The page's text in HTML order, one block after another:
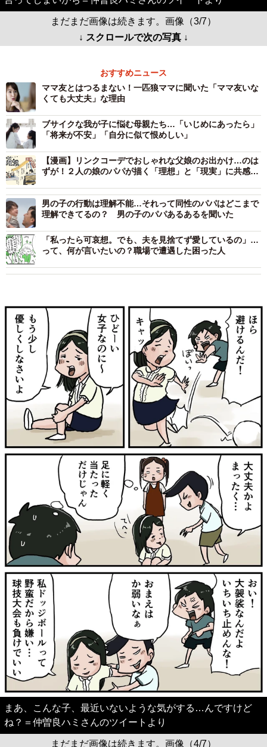
まだまだ画像は続きます。画像（3/7）
↓ スクロールで次の写真 ↓
おすすめニュース
ママ友とはつるまない！一匹狼ママに聞いた「ママ友いな
くても大丈夫」な理由
ブサイクな我が子に悩む母親たち…「いじめにあったら」
「将来が不安」「自分に似て恨めしい」
【漫画】リンクコーデでおしゃれな父娘のお出かけ…のは
ずが！２人の娘のパパが描く「理想」と「現実」に共感必
男の子の行動は理解不能…それって同性のパパはどこまで
理解できてるの？ 男の子のパパあるあるを聞いた
「私ったら可哀想。でも、夫を見捨てず愛しているの」…
って、何が言いたいの？職場で遭遇した困った人
まあ、こんな子、最近いないような気がする…んですけど
ね？＝仲曽良ハミさんのツイートより
まだまだ画像は続きます。画像（4/7）